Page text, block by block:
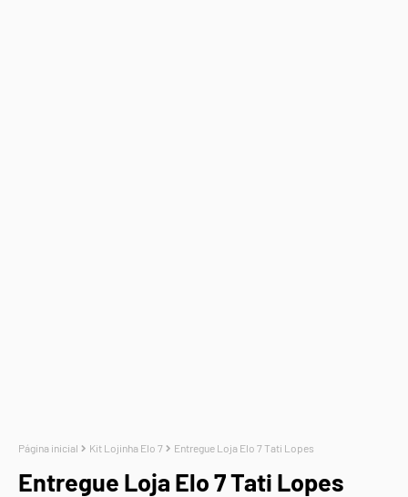
Página inicial Kit Lojinha Elo 7 Entregue Loja Elo 7 Tati Lopes
Entregue Loja Elo 7 Tati Lopes